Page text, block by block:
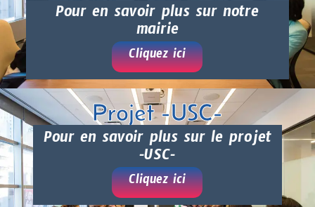
Pour en savoir plus sur notre
mairie
Cliquez ici
Projet -USC-
Pour en savoir plus sur le projet
-USC-
Cliquez ici